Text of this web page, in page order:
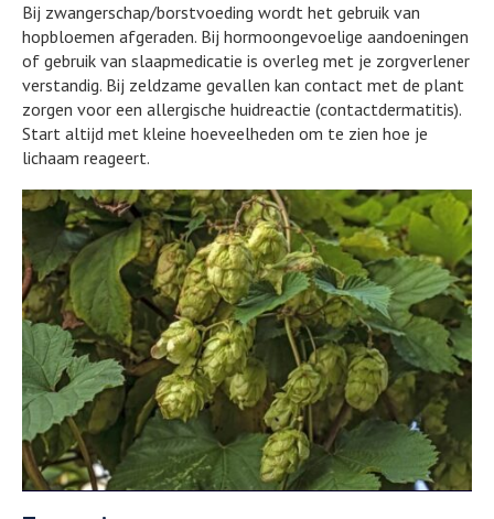
Bij zwangerschap/borstvoeding wordt het gebruik van
hopbloemen afgeraden. Bij hormoongevoelige aandoeningen
of gebruik van slaapmedicatie is overleg met je zorgverlener
verstandig. Bij zeldzame gevallen kan contact met de plant
zorgen voor een allergische huidreactie (contactdermatitis).
Start altijd met kleine hoeveelheden om te zien hoe je
lichaam reageert.